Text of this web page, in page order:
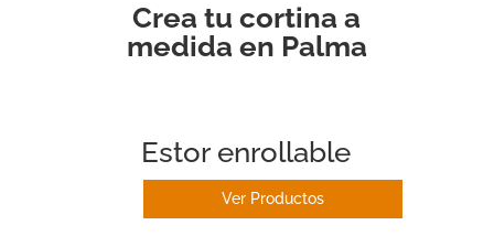
Crea tu cortina a
medida en Palma
Estor enrollable
Ver Productos